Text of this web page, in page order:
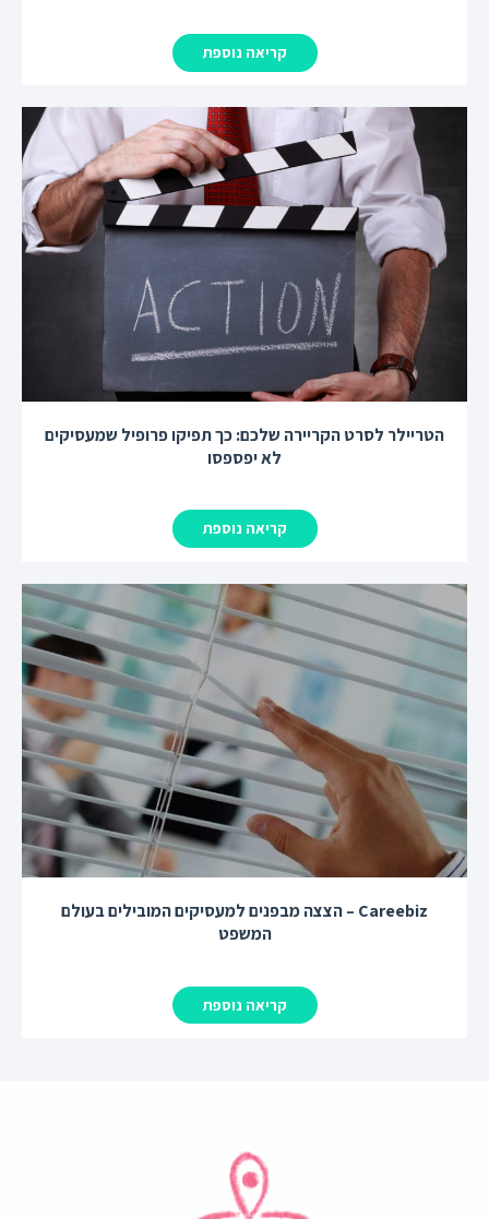
קריאה נוספת
הטריילר לסרט הקריירה שלכם: כך תפיקו פרופיל שמעסיקים
לא יפספסו
קריאה נוספת
Careebiz – הצצה מבפנים למעסיקים המובילים בעולם
המשפט
קריאה נוספת